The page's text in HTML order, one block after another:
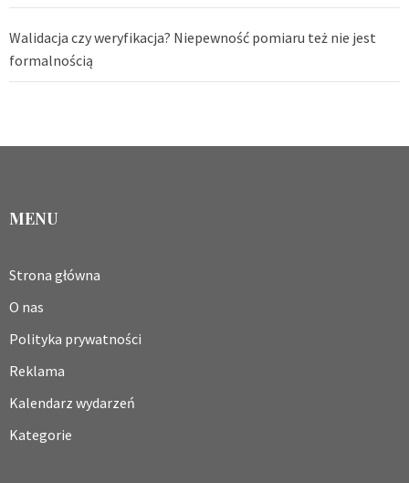
Walidacja czy weryfikacja? Niepewność pomiaru też nie jest
formalnością
MENU
Strona główna
O nas
Polityka prywatności
Reklama
Kalendarz wydarzeń
Kategorie